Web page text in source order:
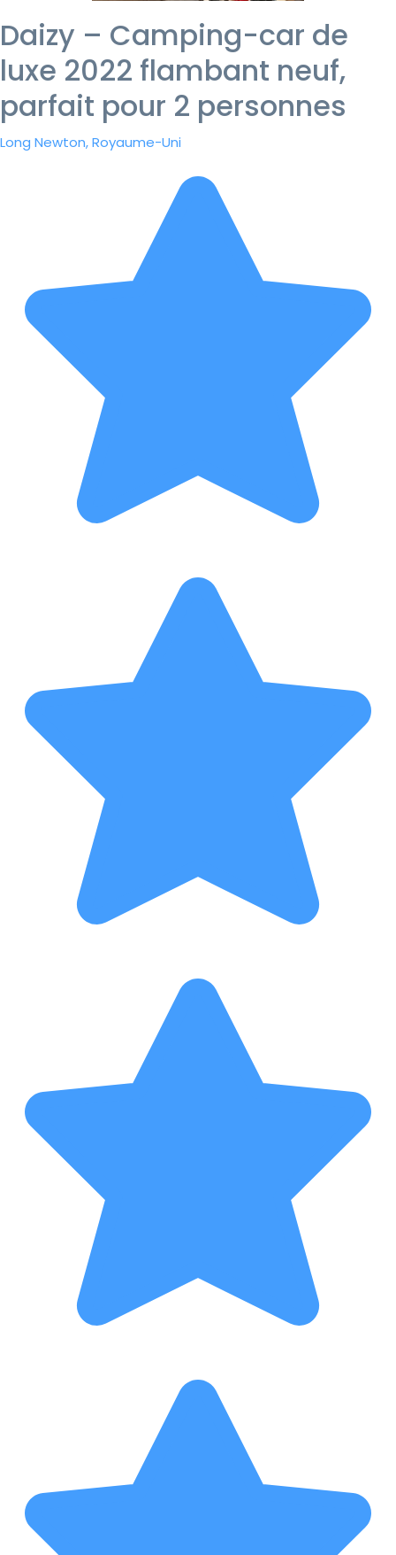
Daizy – Camping-car de
luxe 2022 flambant neuf,
parfait pour 2 personnes
Long Newton, Royaume-Uni